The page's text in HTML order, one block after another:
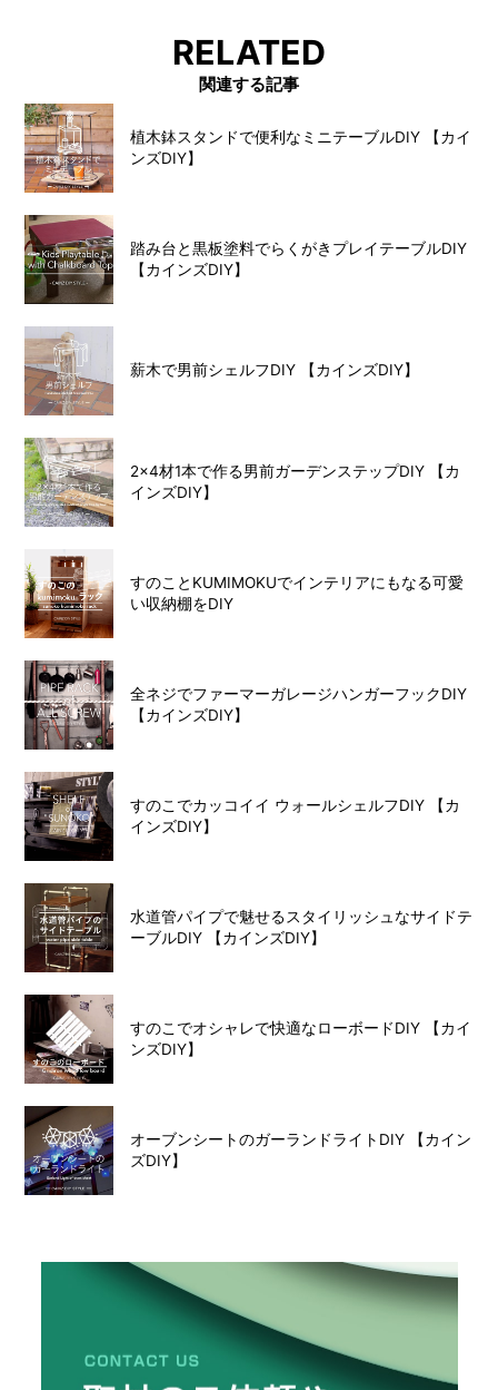
RELATED
関連する記事
植木鉢スタンドで便利なミニテーブルDIY 【カイ
ンズDIY】
踏み台と黒板塗料でらくがきプレイテーブルDIY
【カインズDIY】
薪木で男前シェルフDIY 【カインズDIY】
2×4材1本で作る男前ガーデンステップDIY 【カ
インズDIY】
すのことKUMIMOKUでインテリアにもなる可愛
い収納棚をDIY
全ネジでファーマーガレージハンガーフックDIY
【カインズDIY】
すのこでカッコイイ ウォールシェルフDIY 【カ
インズDIY】
水道管パイプで魅せるスタイリッシュなサイドテ
ーブルDIY 【カインズDIY】
すのこでオシャレで快適なローボードDIY 【カイ
ンズDIY】
オーブンシートのガーランドライトDIY 【カイン
ズDIY】